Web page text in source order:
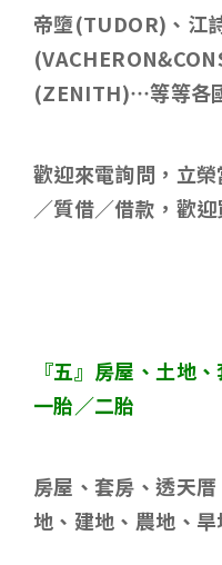
帝墮(TUDOR) 、江
(ZENITH)…等等各
歡迎來電詢問，立
／質借／借款，歡
『五』房屋、土地
一胎／二胎
房屋、套房、透天
地、建地、農地、旱